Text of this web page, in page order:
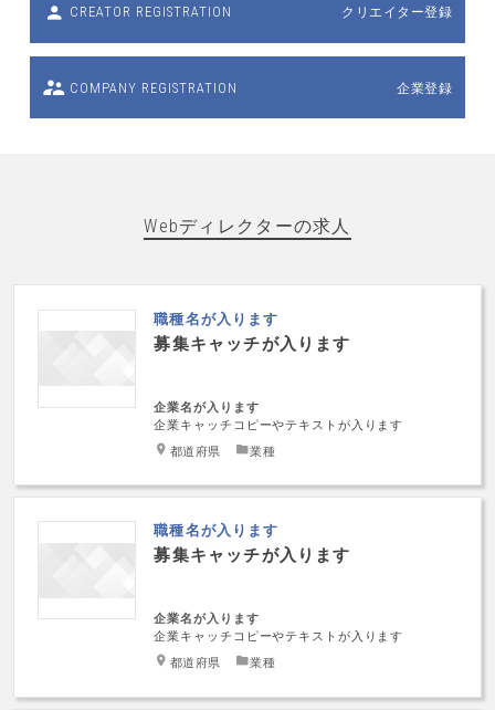
CREATOR REGISTRATION クリエイター登録
COMPANY REGISTRATION 企業登録
Webディレクターの求人
職種名が入ります
募集キャッチが入ります
企業名が入ります
企業キャッチコピーやテキストが入ります
都道府県 業種
職種名が入ります
募集キャッチが入ります
企業名が入ります
企業キャッチコピーやテキストが入ります
都道府県 業種